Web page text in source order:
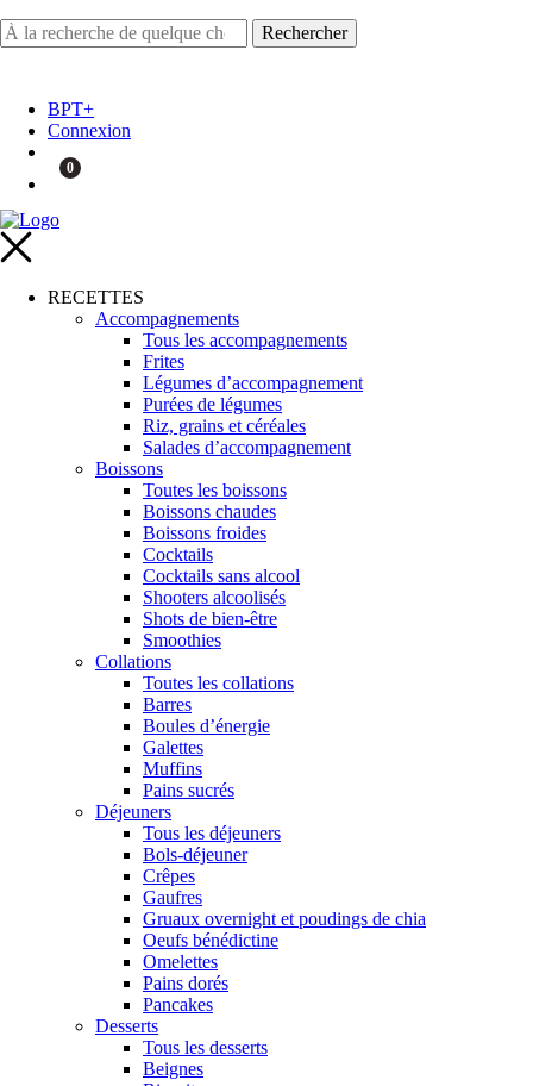
BPT+
Connexion
0
RECETTES
Accompagnements
Tous les accompagnements
Frites
Légumes d’accompagnement
Purées de légumes
Riz, grains et céréales
Salades d’accompagnement
Boissons
Toutes les boissons
Boissons chaudes
Boissons froides
Cocktails
Cocktails sans alcool
Shooters alcoolisés
Shots de bien-être
Smoothies
Collations
Toutes les collations
Barres
Boules d’énergie
Galettes
Muffins
Pains sucrés
Déjeuners
Tous les déjeuners
Bols-déjeuner
Crêpes
Gaufres
Gruaux overnight et poudings de chia
Oeufs bénédictine
Omelettes
Pains dorés
Pancakes
Desserts
Tous les desserts
Beignes